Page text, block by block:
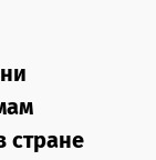
стране